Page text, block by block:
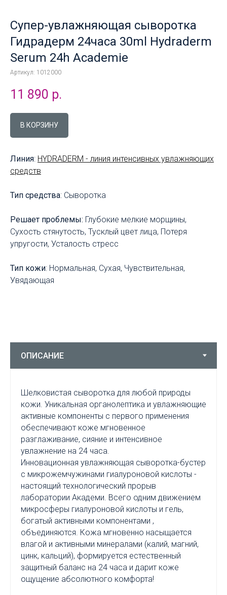
Супер-увлажняющая сыворотка
Гидрадерм 24часа 30ml Hydraderm
Serum 24h Academie
Артикул: 1012000
11 890 р.
В КОРЗИНУ
Линия: HYDRADERM - линия интенсивных увлажняющих
средств
Тип средства: Сыворотка
Решает проблемы: Глубокие мелкие морщины,
Сухость стянутость, Тусклый цвет лица, Потеря
упругости, Усталость стресс
Тип кожи: Нормальная, Сухая, Чувствительная,
Увядающая
Шелковистая сыворотка для любой природы
кожи. Уникальная органолептика и увлажняющие
активные компоненты с первого применения
обеспечивают коже мгновенное
разглаживание, сияние и интенсивное
увлажнение на 24 часа.
Инновационная увлажняющая сыворотка-бустер
с микрожемчужинами гиалуроновой кислоты -
настоящий технологический прорыв
лаборатории Академи. Всего одним движением
микросферы гиалуроновой кислоты и гель,
богатый активными компонентами ,
объединяются. Кожа мгновенно насыщается
влагой и активными минералами (калий, магний,
цинк, кальций), формируется естественный
защитный баланс на 24 часа и дарит коже
ощущение абсолютного комфорта!